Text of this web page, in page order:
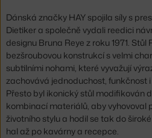
Dánská značky HAY spojila síly s
Dietiker a společně vydali reedici
designu Bruna Reye z roku 1971.
bezšroubovou konstrukcí s velmi
subtilními nohami, které vyvažují
zachovává jednoduchost, funkčnost
Přesto byl ikonický stůl modifikován
kombinací materiálů, aby vyhovoval
životního stylu a hodil se tak do
hal až po kavárny a recepce.